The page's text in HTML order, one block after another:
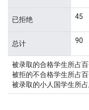
已拒绝 45
总计 90
被录取的合格学生所占
被拒的不合格学生所占
被录取的小人国学生所